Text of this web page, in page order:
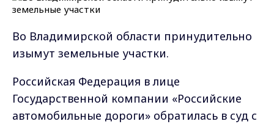
Во Владимирской области принудительно
изымут земельные участки.
Российская Федерация в лице
Государственной компании «Российские
автомобильные дороги» обратилась в суд с